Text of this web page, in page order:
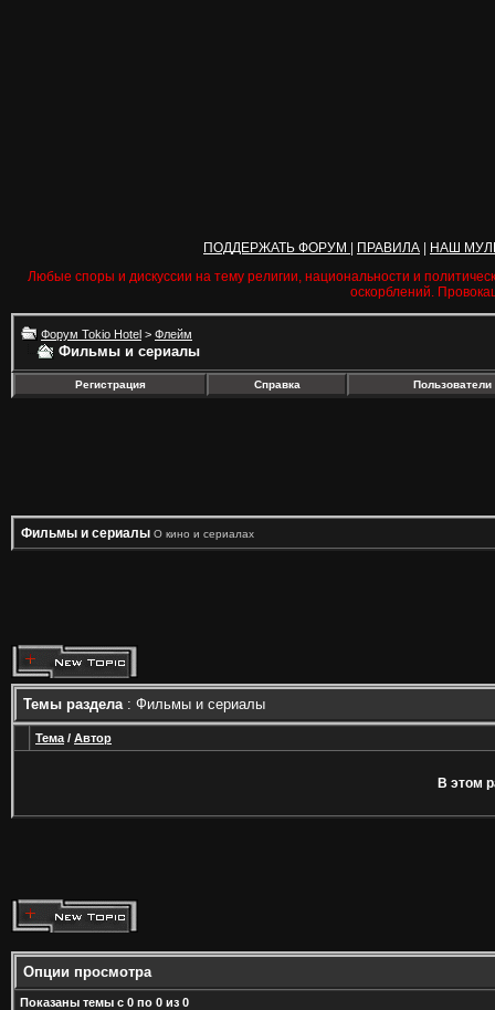
ПОДДЕРЖАТЬ ФОРУМ ПРАВИЛА
НАШ
Любые споры и дискуссии на тему религии, национальности и
оскорблений.
Форум Tokio Hotel > Флейм
Фильмы и сериалы
Регистрация Справка Пользователи
Фильмы и сериалы О кино и сериалах
Темы раздела: Фильмы и сериалы
Тема / Автор
В этом
Опции просмотра
Показаны темы с 0 по 0 из 0